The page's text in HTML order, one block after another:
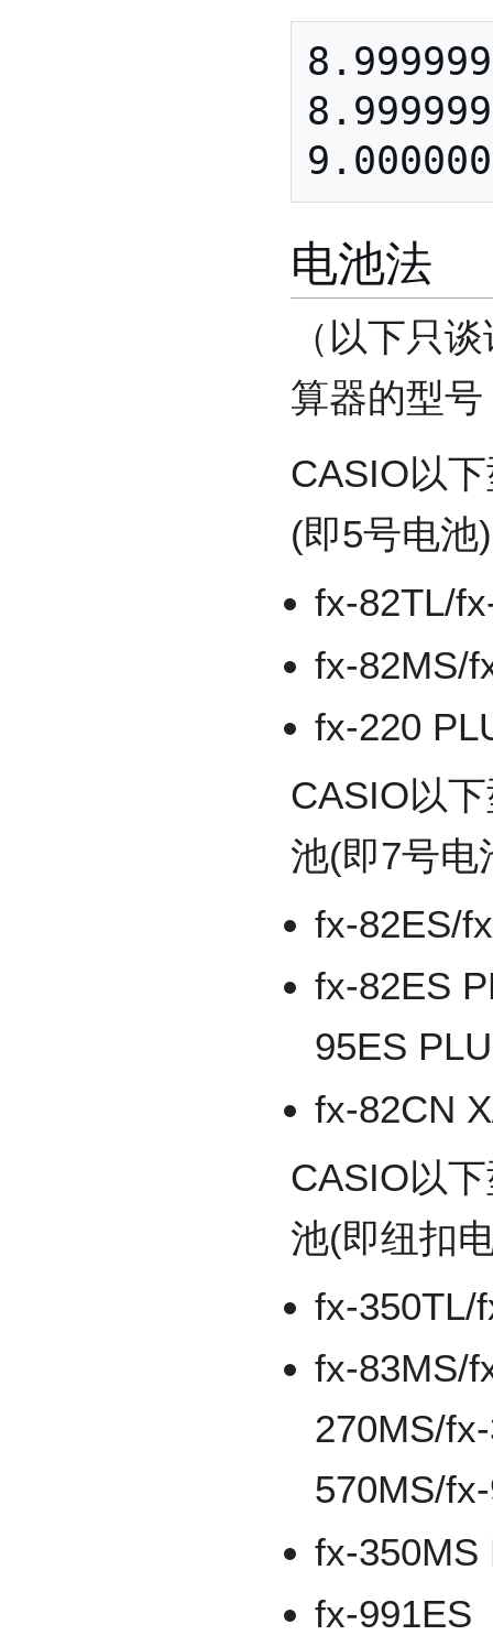
电池法
（以下只
算器的型
CASIO以
(即5号电池
fx-82TL/
fx-82MS/
fx-220
CASIO以
池(即7号电
fx-82ES/
fx-82ES
95ES
fx-82CN
CASIO以
池(即纽扣
fx-350TL/
fx-83MS/
270MS/
570MS/
fx-350MS
fx-991ES